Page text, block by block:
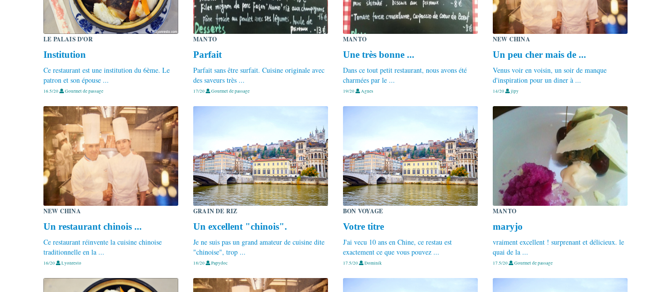
LE PALAIS D'OR
Institution
Ce restaurant est une institution du 6ème. Le
patron et son épouse ...
16.5/20 Gourmet de passage
MANTO
Parfait
Parfait sans être surfait. Cuisine originale avec
des saveurs très ...
17/20 Gourmet de passage
MANTO
Une très bonne ...
Dans ce tout petit restaurant, nous avons été
charmées par le ...
19/20 Agnes
NEW CHINA
Un peu cher mais de ...
Venus voir en voisin, un soir de manque
d'inspiration pour un diner à ...
14/20 jlpy
NEW CHINA
Un restaurant chinois ...
Ce restaurant réinvente la cuisine chinoise
traditionnelle en la ...
16/20 Lyonresto
GRAIN DE RIZ
Un excellent "chinois".
Je ne suis pas un grand amateur de cuisine dite
"chinoise", trop ...
18/20 Papydoc
BON VOYAGE
Votre titre
J'ai vecu 10 ans en Chine, ce restau est
exactement ce que vous pouvez ...
17.5/20 Dominik
MANTO
maryjo
vraiment excellent ! surprenant et délicieux. le
quai de la ...
17.5/20 Gourmet de passage